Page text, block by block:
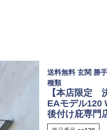
送料無料 玄関 勝
種類
【本店限定
EAモデル120
後付け庇専門